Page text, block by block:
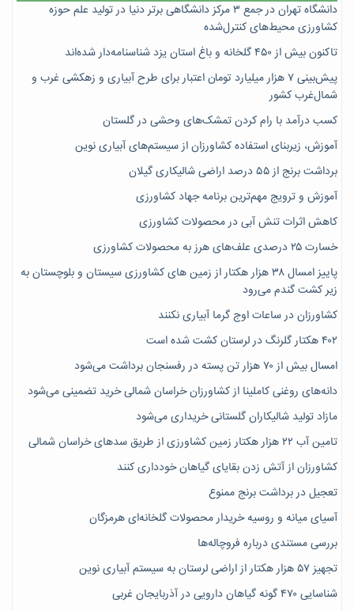
دانشگاه تهران در جمع ۳ مرکز دانشگاهی برتر دنیا در تولید علم حوزه
کشاورزی محیط‌های کنترل‌شده
تاکنون بیش از ۴۵۰ گلخانه و باغ استان یزد شناسنامه‌دار شده‌اند
پیش‌بینی ۷‌ هزار میلیارد تومان اعتبار برای طرح آبیاری و زهکشی غرب و
شمال‌غرب کشور
کسب درآمد با رام کردن تمشک‌های وحشی در گلستان
آموزش، زیربنای استفاده کشاورزان از سیستم‌های آبیاری نوین
برداشت برنج از ۵۵ درصد اراضی شالیکاری گیلان
آموزش و ترویج مهم‌ترین برنامه جهاد کشاورزی
کاهش اثرات تنش آبی در محصولات کشاورزی
خسارت ۲۵ درصدی علف‌های هرز به محصولات کشاورزی
پاییز امسال ۳۸ هزار هکتار از زمین های کشاورزی سیستان و بلوچستان به
زیر کشت گندم می‌رود
کشاورزان در ساعات اوج گرما آبیاری نکنند
۴۰۲ هکتار گلرنگ در لرستان کشت شده است
امسال بیش از ۷۰ هزار تن پسته در رفسنجان برداشت می‌شود
دانه‌های روغنی کاملینا از کشاورزان خراسان شمالی خرید تضمینی می‌شود
مازاد تولید شالیکاران گلستانی خریداری می‌شود
تامین آب ۲۲ هزار هکتار زمین کشاورزی از طریق سدهای خراسان شمالی
کشاورزان از آتش زدن بقایای گیاهان خودداری کنند
تعجیل در برداشت برنج ممنوع
آسیای میانه و روسیه خریدار محصولات گلخانه‌ای هرمزگان
بررسی مستندی درباره فروچاله‌ها
تجهیز ۵۷ هزار هکتار از اراضی لرستان به سیستم آبیاری نوین
شناسایی ۴۷٠ گونه گیاهان دارویی در آذربایجان غربی